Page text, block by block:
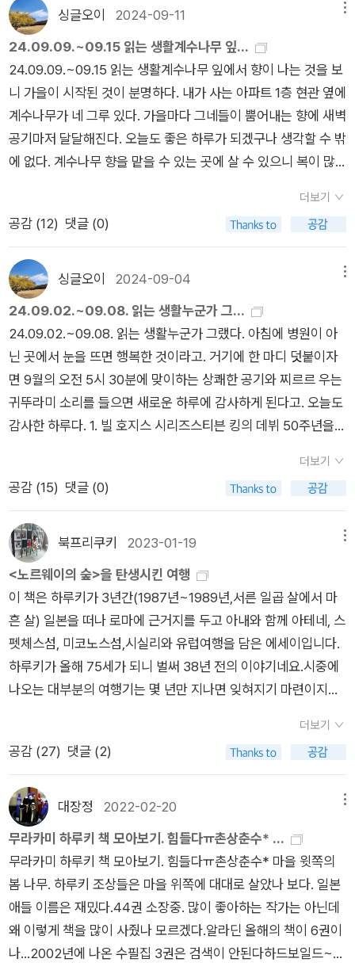
다니시는 분도 봤고, 역사(세계사)여행을 하시는 분도 봤고, 묘지
를 다니시는 분(김영하)도 봤다. 나의 여행 색깔은 아직까지는
‘도장깨기‘이다. 여행을 시작한지 얼마 안 돼서인지 다른 사람이
가보았다고 하는 곳을 가보면서 과연 갔다온 사람들이 평가한 내
용과 동일한지(?) 내 눈으로 확인해보겠다는(이 시점에서 베뢰아
사람들이 생각나는 건...) 마음인 것 같다. 주로 블로그를 통해 정
보를 습득하는데 과장된 곳도 있고, 갈 만한 곳이었던 곳도 있었
다. 나는 주로 (레일바이크, 유람선 같은) 무언가를 타면서 풍경
을 보는 것을 좋아하는 것 같다. 그건 아마 여행의 목적이 ‘탈
출‘(혹은 ‘일탈‘)에 있기 때문에 그렇지 않은가 싶다. 내가 학교를
얘기했지만, 이탈리아는 한 번쯤 가보고 싶은 곳이다. 신랑이 결
혼 전에 가려다 안 간 곳이어서이기 때문이다. 신랑이 이탈리아어
를 공부했던 터라 친퀘첸토, 첸토벤티세이만 듣고도 500, 126이
라는 것을 알아서 깜짝 놀랐다(물론 그 전에도 ‘팬텀싱어‘ 들으면
서 이탈리아어로 된 노래가 나오면 무슨 뜻인지 척척 말해주기도
했지만 말이다.). 우리나라보다 훨씬 불편하겠지만, 언제 한 번 꼭
가보고 싶다.기독교인의 삶을 나그네의 삶이라고 한다. 하나님 나
라를 본향으로 삼고, 이 땅에서 나그네 인생을 산다고는 하는데
고 있나 싶을 때가 많다. 이 책을 읽으면서 객으로서 산다는 것을
한 번 더 생각해 보았다.하지만 나는 문득 이렇게도 생각한다. 지
금 여기에 있는 과도적이고 일시적인 나 자신이, 그리고 나의 행
위 자체가, 말하자면 여행이라는 행위가 아닐까 하고.(502쪽)
그렇다면 무라카미 하루키가 그리스의 어느 섬에서 샀다가 결국
반품했다던 이끼 떠다니는 생수는 도대체 어떻게 보관을 했던 건
가 문득 궁금해진다.기껏해야 며칠 분량에 불과한 생수를 준비했
을 뿐이니, 이른바 '생존주의' 유형의 본격적인 재난 대비 태세에
는 감히 비할 바가 못 되지만, 전쟁의 위협이 지금보다 더 실제적
으로 느껴졌던 냉전 시대의 기억이며, 사회 기반 시설이 지금처럼
원활하지 않았던 개발 시대의 기억을 여전히 간직한 나귀님으로
선 은근한 불안감을 최소한의 투자로나마 달래려는 셈이다.최근
서울 곳곳에서 땅꺼짐 발생이 빈번해졌는데, 일각에서는 상하수
도 시설이 대대적으로 설치된 지 반세기쯤 되어 노후화한 영향도
면 굵은 나무 뿌리가 콘크리트며 보도블럭을 부수고 솟아오른 모
습을 종종 목격하게 되니, 꾸준히 관리하지 않으면 인공물이 자연
에 압도당하는 것도 순식간이다.과거에는 '수도꼭지만 틀면 더운
물이 펑펑 나온다'는 것이 도시 생활의 장점으로 선전되었는데,
사실은 항상 그런 것도 아니었다. 물만 데워주는 보일러는 한참
뒤에 나왔고, 공사로 인한 단수도 흔했으며, 기껏 나오는 수돗물
도 소독약이나 쇠녹이 섞여 못 쓰게 된 경우가 있었고, 고지대에
서는 수압이 약해서 수도꼭지를 끝까지 틀어도 졸졸대며 나오곤
생하던 난쟁이 수도공이 자기를 믿어준 어느 주부에게 고마워하
며 '다른 집보다 더 빨리 수돗물을 받을 수 있도록' 마당 수도꼭지
와서는 선뜻 이해하기 힘든 이 장면도 제아무리 서울의 상수도라
한들 항상 믿기는 어려웠던 시대의 유물이다.이명박 정부 시절 사
대강 사업을 추진하며 내놓은 명분 가운데 하나는 우리나라도 이
른바 '물 부족 국가'라는 주장이었다. 여름 강수량만 보면 사실이
아닌 듯하지만, 단기적인 집중호우는 늘어나도 식수와 용수 확보
에 어려움을 겪는 지자체가 적지 않다고 보니, 한편으로는 일리가
있는 주장인 것처럼 보이기도 했다. 문제는 그걸 운하로 만들자는
발상이었지만.다만 사대강 사업 논란의 영향인지, 정작 수자원 관
리라는 필수 과제에 대해서는 중앙 정부며 지자체에서도 그간 너
무 소홀했던 것이 아닌가 싶었는데, 이번 강릉 가뭄 사태의 발생
과 전개를 지켜보니 이런 우려도 그리 틀리지 않았던 듯하다. 대
도시 한복판에 살아가는 나귀님도 혹시나 모를 사태에 대비하려
노력하는데, 공무원들이 너무 무책임하지 않았을까.이번 강릉 사
태와 비교되는 것이 비슷한 환경에 놓였지만 수년 전부터 미리 대
비해서 지하수 등 수자원 확보에 성공했다던 이웃 도시 속초의 사
례이다.(하지만 여기는 바가지가 문제라지). 반면 대통령과 도지
사 앞에서도 딴소리만 늘어놓다 질책당하는 시장의 모습을 보면,
강릉에서는 정말 아무 생각도 행동도 없이 지내다 상황이 급박해
지자 손을 내미는가 싶다.지난번 SK와 KT의 해킹 사태에서부터,
싱글오이 2024-09-11
24.09.09.~09.15 읽는 생활계수나무 잎...
24.09.09.~09.15 읽는 생활계수나무 잎에서 향이 나는 것을 보
니 가을이 시작된 것이 분명하다. 내가 사는 아파트 1층 현관 옆에
계수나무가 네 그루 있다. 가을마다 그네들이 뿜어내는 향에 새벽
공기마저 달달해진다. 오늘도 좋은 하루가 되겠구나 생각할 수 밖
에 없다. 계수나무 향을 맡을 수 있는 곳에 살 수 있으니 복이 많
다고 알려진 프레온에 대한 이야기다. 줄간격 넓고, 과한 들여쓰
기로 책의 페이지마다 아이코야..하며 읽는 중이다. 나는 문고판
책처럼 활자가 빽빽한 책을 선호한다. 노안이 왔지만 여전히 페이
지가 글자로 복작복작한 것이 좋다. 종이도 가볍고, 거칠거칠한
재질을 좋아한다. 요즘 책은 너무 고급스러워 놀랄 때가 많다. 2.
죽음을 해부하는 의사다른 독서 모임에 읽어가야 할 책. 원제가
<The seven ages of death>, 번역서의 제목과 너무 다른데
과연 어떤 것이 더 어울리는지 생각해보는 것도 재밌겠다. 3. 먼
북소리이번 주 독서모임에서 읽을 책. 2주간 읽고 이야기를 나누
기로 했으니 이번 주에 완료. 여행하며 썼다던 책을 빌리러 도서
관에 갔다. <노르웨이의 숲>은 책을 집어들기 무섭게 더러웠다.
아..여전히 인기가 많구나. 책이 너무 지저분하다보니 사서 읽어
야 하나 고민을 하다 다른 도서관에 상호대차 신청을 해두었다.
다. 낭독을 몇 편이나 해주셔서 감동했다. 미발표 시도 듣고, 앞으
로 출간 계획도 이야기 해주셨다. 빨리 새 책을 내야한다며 독촉
을 했더니 노력을 해보겠다며 하하 웃으셨다. 꼭 사서 읽겠다고
약속하고 왔다.
더보기
공감 (12) 댓글 (0)
싱글오이 2024-09-04
24.09.02.~09.08. 읽는 생활누군가 그...
24.09.02.~09.08. 읽는 생활누군가 그랬다. 아침에 병원이 아
닌 곳에서 눈을 뜨면 행복한 것이라고. 거기에 한 마디 덧붙이자
면 9월의 오전 5시 30분에 맞이하는 상쾌한 공기와 찌르르 우는
귀뚜라미 소리를 들으면 새로운 하루에 감사하게 된다고. 오늘도
감사한 하루다. 1. 빌 호지스 시리즈스티븐 킹의 데뷔 50주년을
혹시 원래 그랬던 걸까. 너무 오래 전에 읽은터라 킹의 분위기를
잊을 걸까. 다른 작품들도 다시 혹은 새롭게 읽어봐야겠다는 다짐
을 한다. * 빌 호지스 시리즈 세 권의 나의 호감 지수 순서*1등 : 2
권에 해당하는 <파인더스 키퍼스> _작가와 책이 등장하는 스토
리는 무조건 재미 보장2등 : 시리즈의 시작 <미스터 메르세데스
>_빌 호지스와 홀리 기브니의 첫 대면. 이번에 번역된 <홀리>의
주인공 그 홀리가 맞다. 신작 <홀리>도 꼭 읽어보리라.3등 : 시
리즈의 마지막 <엔드 오브 왓치>_염력과 빙의가 나오면서 어..
했고, 빌 호지스의 죽음으로 ‘시리즈 완결이구나‘ 하며 안타까운
마음에 꼴등.2. 먼 북소리책 모임을 위한 독서 중. 무라카미 하루
키가 여행하며 썼다는 <노르웨이의 숲>을 다시 읽어봐야겠다.
<상실의 시대>를 읽고 별 감흥이 없었던 예전에 비해 다른 것을
더보기
공감 (15) 댓글 (0)
북프리쿠키 2023-01-19
<노르웨이의 숲>을 탄생시킨 여행
이 책은 하루키가 3년간(1987년~1989년,서른 일곱 살에서 마
흔 살) 일본을 떠나 로마에 근거지를 두고 아내와 함께 아테네, 스
펫체스섬, 미코노스섬,시실리와 유럽여행을 담은 에세이입니다.
하루키가 올해 75세가 되니 벌써 38년 전의 이야기네요.시중에
나오는 대부분의 여행기는 몇 년만 지나면 잊혀지기 마련이지만
많은 걸로 알고 있습니다.물론 하루키 팬이 대부분이지만 유럽을
여행하는 동안 문학과 인생, 소설쓰기에 대한 느낌을 정리한 삶의
기록이기 때문이지요.3년 간 반복되는 일상의 제약에서 벗어나
탄생한 작품이 <노르웨이의 숲>, <댄스댄스댄스>, 그리고 단편
집 <TV피플>임을 봤을 때, 결국엔 쓰여질 운명의 소설임에도,
이 여행에서의 결실은 엄청나다!라고 이야기 할 수 있겠네요. 무
라카미 하루키 지음, 윤성원 옮김 / 문학사상사 / 2004년 1월 (개
정양장판) 무라카미 하루키 지음, 윤성원 옮김 / 문학사상사 / 20
19년 9월15년 만에 양장본으로 나온 개정판인데, 판형의 크기나
표지의 올드함은 비슷하네요. 좀 아쉽습니다.책 속의 목차를 비교
해보니 달라진 것은 없습니다. 어느 책을 읽어도 무방할 것 같네
더보기
공감 (27) 댓글 (2)
대장정 2022-02-20
무라카미 하루키 책 모아보기. 힘들다ㅠ촌상춘수* ...
무라카미 하루키 책 모아보기. 힘들다ㅠ촌상춘수* 마을 윗쪽의
봄 나무. 하루키 조상들은 마을 위쪽에 대대로 살았나 보다. 일본
애들 이름은 재밌다.44권 소장중. 많이 좋아하는 작가는 아닌데
왜 이렇게 책을 많이 사줬나 모르겠다.알라딘 올해의 책이 6권이
나...2002년에 나온 수필집 3권은 검색이 안된다하드보일드~~